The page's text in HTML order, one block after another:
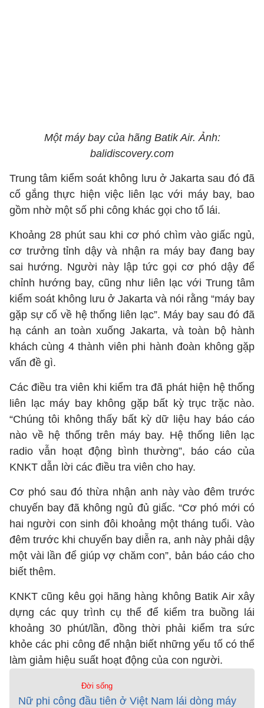
Một máy bay của hãng Batik Air. Ảnh:
balidiscovery.com
Trung tâm kiểm soát không lưu ở Jakarta sau đó đã
cố gắng thực hiện việc liên lạc với máy bay, bao
gồm nhờ một số phi công khác gọi cho tổ lái.
Khoảng 28 phút sau khi cơ phó chìm vào giấc ngủ,
cơ trưởng tỉnh dậy và nhận ra máy bay đang bay
sai hướng. Người này lập tức gọi cơ phó dậy để
chỉnh hướng bay, cũng như liên lạc với Trung tâm
kiểm soát không lưu ở Jakarta và nói rằng “máy bay
gặp sự cố về hệ thống liên lạc”. Máy bay sau đó đã
hạ cánh an toàn xuống Jakarta, và toàn bộ hành
khách cùng 4 thành viên phi hành đoàn không gặp
vấn đề gì.
Các điều tra viên khi kiểm tra đã phát hiện hệ thống
liên lạc máy bay không gặp bất kỳ trục trặc nào.
“Chúng tôi không thấy bất kỳ dữ liệu hay báo cáo
nào về hệ thống trên máy bay. Hệ thống liên lạc
radio vẫn hoạt động bình thường”, báo cáo của
KNKT dẫn lời các điều tra viên cho hay.
Cơ phó sau đó thừa nhận anh này vào đêm trước
chuyến bay đã không ngủ đủ giấc. “Cơ phó mới có
hai người con sinh đôi khoảng một tháng tuổi. Vào
đêm trước khi chuyến bay diễn ra, anh này phải dậy
một vài lần để giúp vợ chăm con”, bản báo cáo cho
biết thêm.
KNKT cũng kêu gọi hãng hàng không Batik Air xây
dựng các quy trình cụ thể để kiểm tra buồng lái
khoảng 30 phút/lần, đồng thời phải kiểm tra sức
khỏe các phi công để nhận biết những yếu tố có thể
làm giảm hiệu suất hoạt động của con người.
Đời sống
Nữ phi công đầu tiên ở Việt Nam lái dòng máy